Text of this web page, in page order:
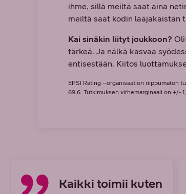
ihme, sillä meiltä saat aina
meiltä saat kodin laajakaistan
Kai sinäkin liityt joukkoon?
tärkeä. Ja nälkä kasvaa
entisestään. Kiitos
EPSI Rating –organisaation riippumaton
69,6. Tutkimuksen virhemarginaali on +/-
Kaikki toimii kuten